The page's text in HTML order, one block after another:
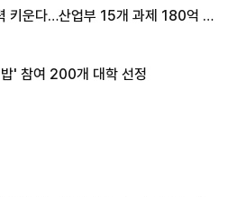
키운다…산업부 15개 과제 180억 지
' 참여 200개 대학 선정